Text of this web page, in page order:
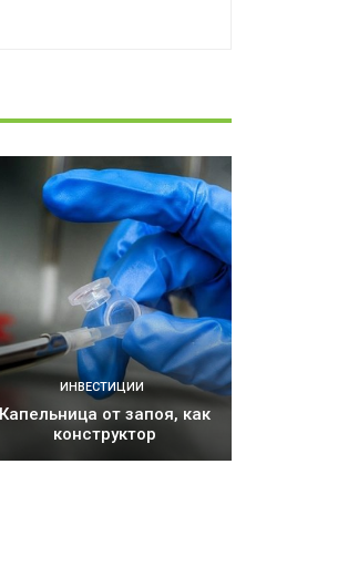
ИНВЕСТИЦИИ
Капельница от запоя, как
конструктор